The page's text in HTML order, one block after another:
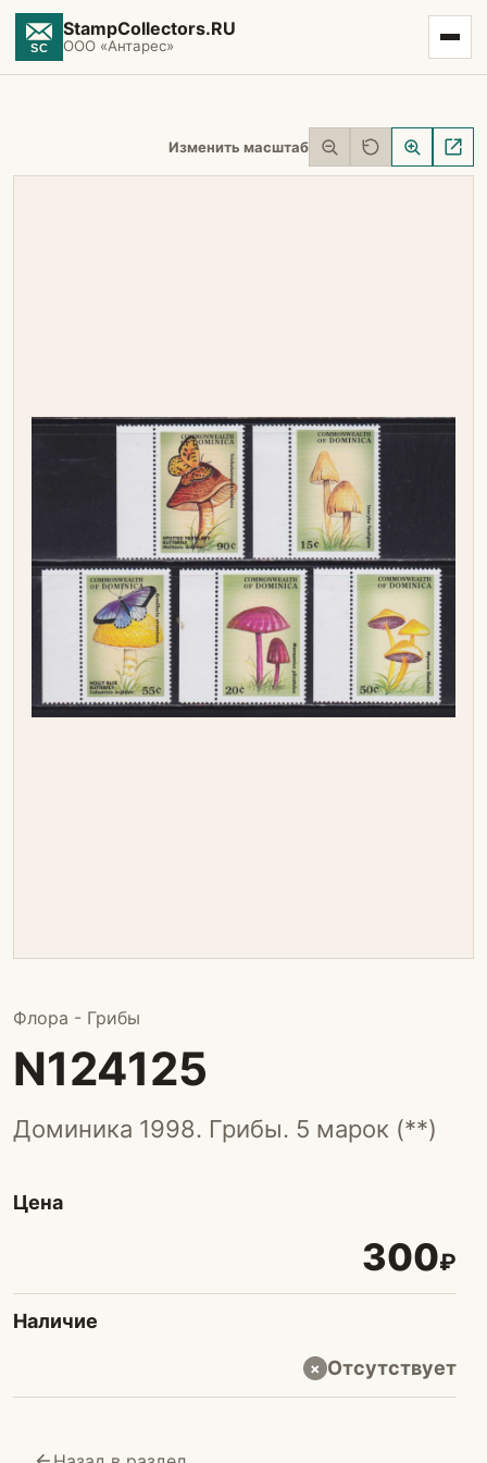
StampCollectors.RU
ООО «Антарес»
Изменить масштаб
Флора - Грибы
N124125
Доминика 1998. Грибы. 5 марок (**)
Цена
300₽
Наличие
× Отсутствует